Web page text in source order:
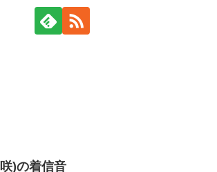
)の着信音